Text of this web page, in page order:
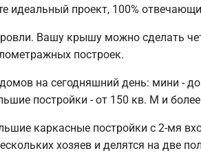
идеальный проект, 100%
Вашу крышу можно сделать
построек.
на сегодняшний день: мини -
постройки - от 150 кв. М и
каркасные постройки с 2-мя
хозяев и делятся на две